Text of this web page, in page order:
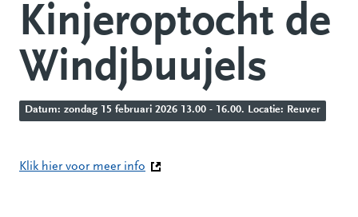
Kinjeroptocht de
Windjbuujels
Datum: zondag 15 februari 2026 13.00 - 16.00. Locatie: Reuver
Klik hier voor meer info (Deze link gaat naar een andere